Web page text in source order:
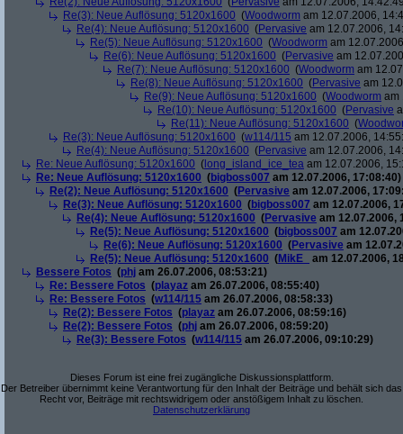
Re(3): Neue Auflösung: 5120x1600 (Woodworm am 12.07.2006,
Re(4): Neue Auflösung: 5120x1600 (Pervasive am 12.07.2006,
Re(5): Neue Auflösung: 5120x1600 (Woodworm am
Re(6): Neue Auflösung: 5120x1600 (Pervasive am
Re(7): Neue Auflösung: 5120x1600 (Woodworm am
Re(8): Neue Auflösung: 5120x1600 (Pervasive am
Re(9): Neue Auflösung: 5120x1600 (Woodworm am
Re(10): Neue Auflösung: 5120x1600 (Pervasive
Re(11): Neue Auflösung: 5120x1600 (
Re(3): Neue Auflösung: 5120x1600 (w114/115 am 12.07.2006,
Re(4): Neue Auflösung: 5120x1600 (Pervasive am 12.07.2006,
Re: Neue Auflösung: 5120x1600 ( long_island_ice_tea am 12.07.2006,
Re: Neue Auflösung: 5120x1600 (bigboss007 am 12.07.2006, 17:08:40)
Re(2): Neue Auflösung: 5120x1600 (Pervasive am 12.07.2006,
Re(3): Neue Auflösung: 5120x1600 (bigboss007 am 12.07.2006,
Re(4): Neue Auflösung: 5120x1600 (Pervasive am 12.07.2006,
Re(5): Neue Auflösung: 5120x1600 (bigboss007 am
Re(6): Neue Auflösung: 5120x1600 (Pervasive am
Re(5): Neue Auflösung: 5120x1600 (MikE_
am 12.07.2006,
Bessere Fotos (phj am 26.07.2006, 08:53:21)
Re: Bessere Fotos (playaz am 26.07.2006, 08:55:40)
Re: Bessere Fotos (w114/115 am 26.07.2006, 08:58:33)
Re(2): Bessere Fotos (playaz am 26.07.2006, 08:59:16)
Re(2): Bessere Fotos (phj am 26.07.2006, 08:59:20)
Re(3): Bessere Fotos (w114/115 am 26.07.2006, 09:10:29)
Dieses Forum ist eine frei zugängliche Diskussionsplattform.
Der Betreiber übernimmt keine Verantwortung für den Inhalt der Beiträge und behält sich das
Recht vor, Beiträge mit rechtswidrigem oder anstößigem Inhalt zu löschen.
Datenschutzerklärung